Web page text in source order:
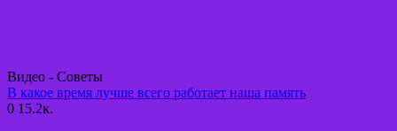
Видео - Советы
В какое время лучше всего работает наша память
0 15.2к.